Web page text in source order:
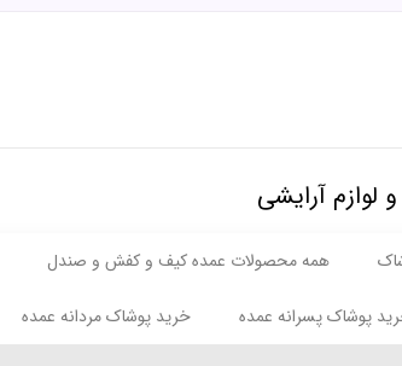
آرایشی
همه محصولات عمده کیف و کفش و صندل
پوشاک پسرانه عمده خرید پوشاک مردانه عمده